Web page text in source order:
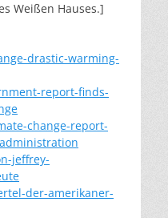
Weißen Hauses.]
drastic-warming-
report-finds-
change-report-
jeffrey-
der-amerikaner-